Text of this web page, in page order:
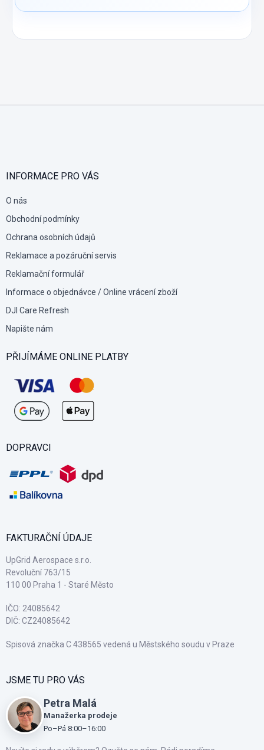
INFORMACE PRO VÁS
O nás
Obchodní podmínky
Ochrana osobních údajů
Reklamace a pozáruční servis
Reklamační formulář
Informace o objednávce / Online vrácení zboží
DJI Care Refresh
Napište nám
PŘIJÍMÁME ONLINE PLATBY
DOPRAVCI
FAKTURAČNÍ ÚDAJE
UpGrid Aerospace s.r.o.
Revoluční 763/15
110 00 Praha 1 - Staré Město
IČO: 24085642
DIČ: CZ24085642
Spisová značka C 438565 vedená u Městského soudu v Praze
JSME TU PRO VÁS
Petra Malá
Manažerka prodeje
Po–Pá 8:00–16:00